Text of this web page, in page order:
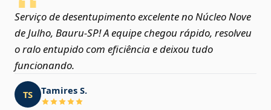
Serviço de desentupimento excelente no Núcleo Nove
de Julho, Bauru‑SP! A equipe chegou rápido, resolveu
o ralo entupido com eficiência e deixou tudo
funcionando.
TS Tamires S.